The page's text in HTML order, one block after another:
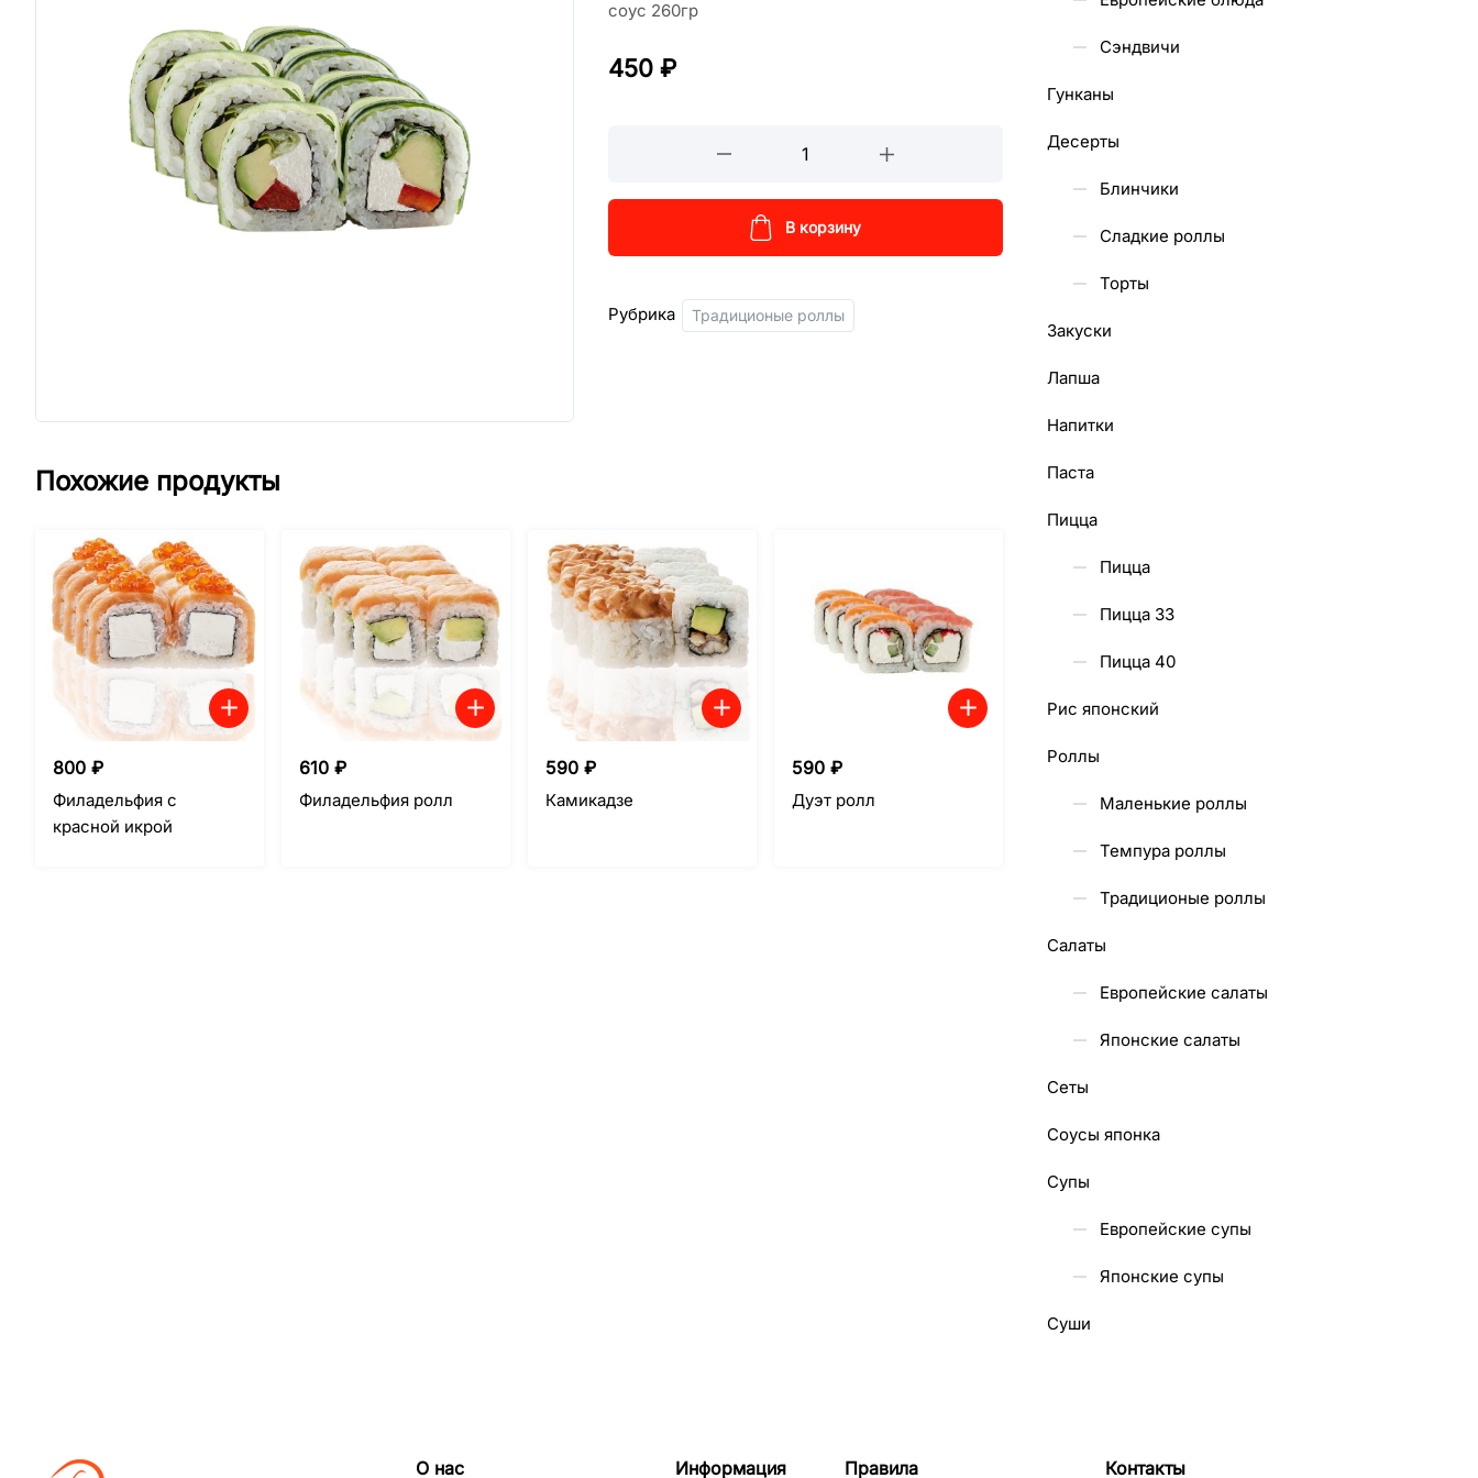
соус 260гр
450 ₽
кол-
В корзину
Рубрика Традиционые роллы
Похожие продукты
800 ₽
Филадельфия с
красной икрой
610 ₽
Филадельфия ролл
590 ₽
Камикадзе
590 ₽
Дуэт ролл
Сэндвичи
Гунканы
Десерты
Блинчики
Сладкие роллы
Торты
Закуски
Лапша
Напитки
Паста
Пицца
Пицца
Пицца 33
Пицца 40
Рис японский
Роллы
Маленькие роллы
Темпура роллы
Традиционые роллы
Салаты
Европейские салаты
Японские салаты
Сеты
Соусы японка
Супы
Европейские супы
Японские супы
Суши
О нас Информация Правила Контакты